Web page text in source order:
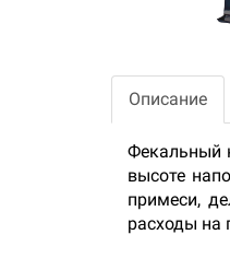
Описание
Фекальный
высоте
примеси,
расходы на